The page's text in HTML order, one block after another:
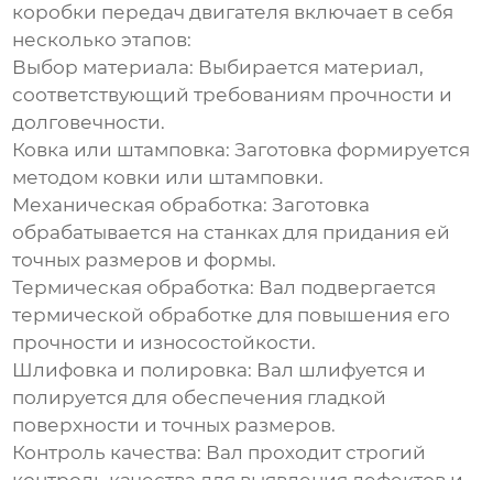
коробки передач двигателя включает в себя
несколько этапов:
Выбор материала: Выбирается материал,
соответствующий требованиям прочности и
долговечности.
Ковка или штамповка: Заготовка формируется
методом ковки или штамповки.
Механическая обработка: Заготовка
обрабатывается на станках для придания ей
точных размеров и формы.
Термическая обработка: Вал подвергается
термической обработке для повышения его
прочности и износостойкости.
Шлифовка и полировка: Вал шлифуется и
полируется для обеспечения гладкой
поверхности и точных размеров.
Контроль качества: Вал проходит строгий